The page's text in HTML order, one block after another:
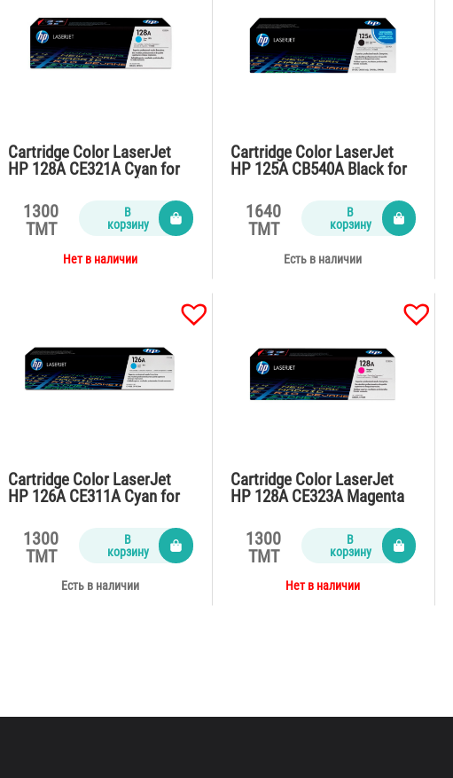
Cartridge Color LaserJet
HP 128A CE321A Cyan for
pages)
1300
TMT
В
корзину
Нет в наличии
Cartridge Color LaserJet
HP 125A CB540A Black for
(2200 pages)
1640
TMT
В
корзину
Есть в наличии
Cartridge Color LaserJet
HP 126A CE311A Cyan for
(1000 pages)
1300
TMT
В
корзину
Есть в наличии
Cartridge Color LaserJet
HP 128A CE323A Magenta
(1300 pages)
1300
TMT
В
корзину
Нет в наличии